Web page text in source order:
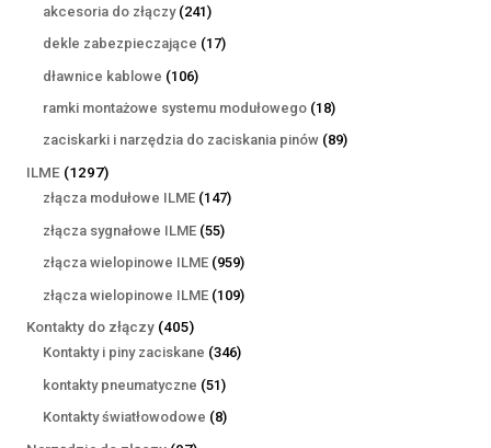
produktów
akcesoria do złączy 241241
produktów
dekle zabezpieczające 1717
dławnice kablowe 106106
produktów
ramki montażowe systemu modułowego 1818
produktów
zaciskarki i narzędzia do zaciskania pinów 8989
ILME 12971297
produktów
złącza modułowe ILME 147147
złącza sygnałowe ILME 5555
produktów
złącza wielopinowe ILME 959959
produktów
złącza wielopinowe ILME 109109
Kontakty do złączy 405405
produktów
Kontakty i piny zaciskane 346346
kontakty pneumatyczne 5151
produktów
Kontakty światłowodowe 88